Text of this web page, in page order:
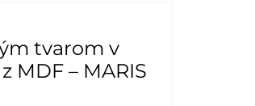
tvarom v
MDF – MARIS